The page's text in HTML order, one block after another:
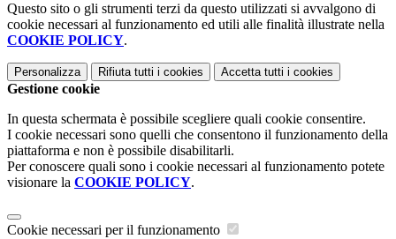
Questo sito o gli strumenti terzi da questo utilizzati si avvalgono di
cookie necessari al funzionamento ed utili alle finalità illustrate nella
COOKIE POLICY.
Personalizza Rifiuta tutti i cookies Accetta tutti i cookies
Gestione cookie
In questa schermata è possibile scegliere quali cookie consentire.
I cookie necessari sono quelli che consentono il funzionamento della
piattaforma e non è possibile disabilitarli.
Per conoscere quali sono i cookie necessari al funzionamento potete
visionare la COOKIE POLICY.
Cookie necessari per il funzionamento